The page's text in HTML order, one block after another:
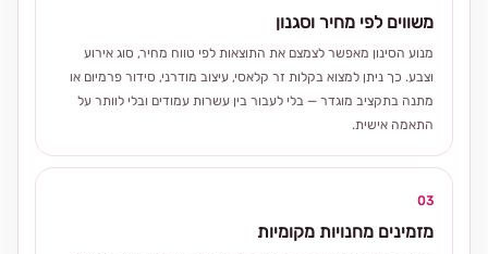
משווים לפי מחיר וסגנון
מנוע הסינון מאפשר לצמצם את התוצאות לפי טווח מחיר, סוג אירוע
וצבע. כך ניתן למצוא בקלות זר קלאסי, עיצוב מודרני, סידור פרמיום או
מתנה בתקציב מוגדר — בלי לעבור בין עשרות עמודים ובלי לוותר על
התאמה אישית.
03
מזמינים מחנויות מקומיות